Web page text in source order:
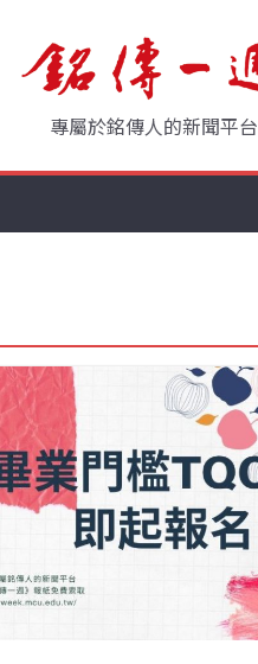
專屬於銘傳人的新聞平台